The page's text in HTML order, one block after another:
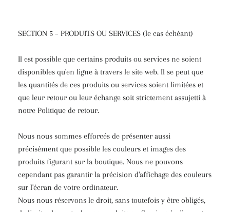
SECTION 5 – PRODUITS OU SERVICES (le cas échéant)
Il est possible que certains produits ou services ne soient
disponibles qu'en ligne à travers le site web. Il se peut que
les quantités de ces produits ou services soient limitées et
que leur retour ou leur échange soit strictement assujetti à
notre Politique de retour.
Nous nous sommes efforcés de présenter aussi
précisément que possible les couleurs et images des
produits figurant sur la boutique. Nous ne pouvons
cependant pas garantir la précision d'affichage des couleurs
sur l'écran de votre ordinateur.
Nous nous réservons le droit, sans toutefois y être obligés,